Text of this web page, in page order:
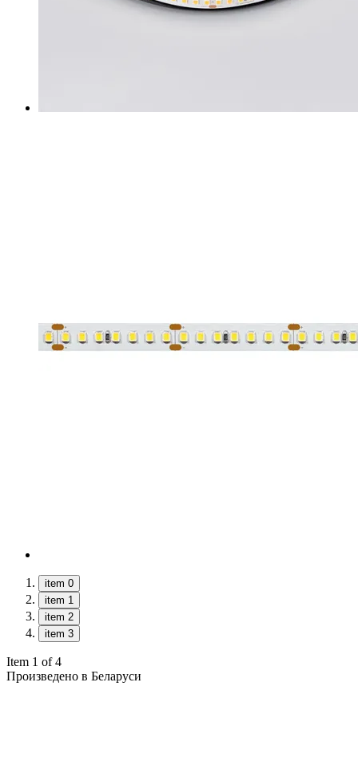
item 0
item 1
item 2
item 3
Item 1 of 4
Произведено в Беларуси